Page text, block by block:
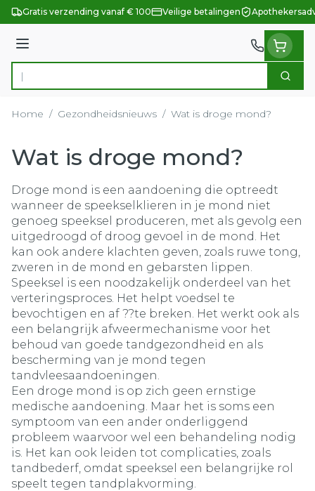
Ga naar de inhoud
Gratis verzending vanaf € 100 Veilige betalingen
Menu
Product, merk, categorie... Zoek
Home / Gezondheidsnieuws / Wat is droge mond?
Wat is droge mond?
Droge mond is een aandoening die optreedt
wanneer de speekselklieren in je mond niet
genoeg speeksel produceren, met als gevolg een
uitgedroogd of droog gevoel in de mond. Het
kan ook andere klachten geven, zoals ruwe tong,
zweren in de mond en gebarsten lippen.
Speeksel is een noodzakelijk onderdeel van het
verteringsproces. Het helpt voedsel te
bevochtigen en af ??te breken. Het werkt ook als
een belangrijk afweermechanisme voor het
behoud van goede tandgezondheid en als
bescherming van je mond tegen
tandvleesaandoeningen.
Een droge mond is op zich geen ernstige
medische aandoening. Maar het is soms een
symptoom van een ander onderliggend
probleem waarvoor wel een behandeling nodig
is. Het kan ook leiden tot complicaties, zoals
tandbederf, omdat speeksel een belangrijke rol
speelt tegen tandplakvorming.